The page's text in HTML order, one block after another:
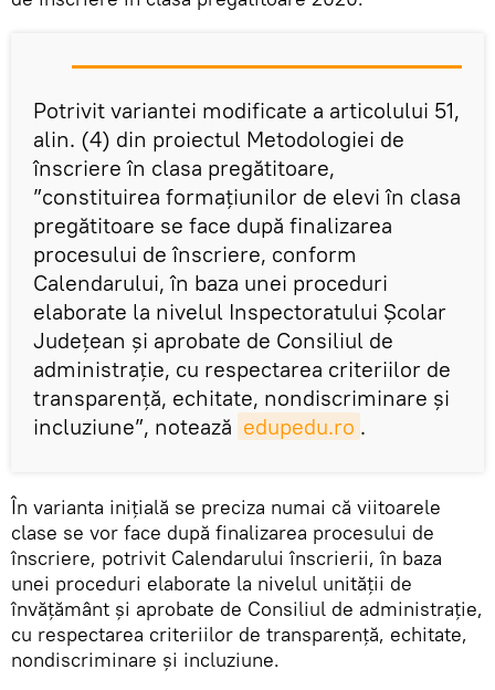
Potrivit variantei modificate a articolului 51,
alin. (4) din proiectul Metodologiei de
înscriere în clasa pregătitoare,
”constituirea formațiunilor de elevi în clasa
pregătitoare se face după finalizarea
procesului de înscriere, conform
Calendarului, în baza unei proceduri
elaborate la nivelul Inspectoratului Școlar
Județean și aprobate de Consiliul de
administrație, cu respectarea criteriilor de
transparență, echitate, nondiscriminare și
incluziune”, notează edupedu.ro .
În varianta inițială se preciza numai că viitoarele
clase se vor face după finalizarea procesului de
înscriere, potrivit Calendarului înscrierii, în baza
unei proceduri elaborate la nivelul unității de
învățământ și aprobate de Consiliul de administrație,
cu respectarea criteriilor de transparență, echitate,
nondiscriminare și incluziune.